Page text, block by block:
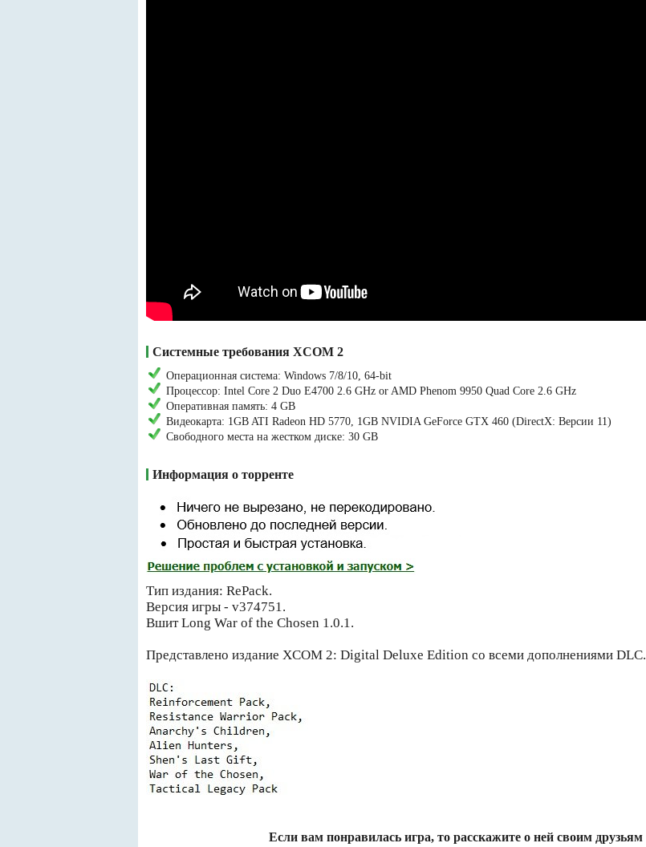
Системные требования XCOM 2
Операционная система: Windows 7/8/10, 64-bit
Процессор: Intel Core 2 Duo E4700 2.6 GHz or AMD Phenom 9950 Quad Core 2.6 GHz
Оперативная память: 4 GB
Видеокарта: 1GB ATI Radeon HD 5770, 1GB NVIDIA GeForce GTX 460 (DirectX: Версии 11)
Свободного места на жестком диске: 30 GB
Информация о торренте
Тип издания: RePack.
Версия игры - v374751.
Вшит Long War of the Chosen 1.0.1.
Представлено издание XCOM 2: Digital Deluxe Edition со всеми дополнениями DLC.
Если вам понравилась игра, то расскажите о ней своим друзьям